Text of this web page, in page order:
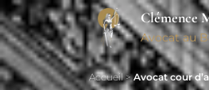
Clémence
Avocat au
Accueil>Avocat cour